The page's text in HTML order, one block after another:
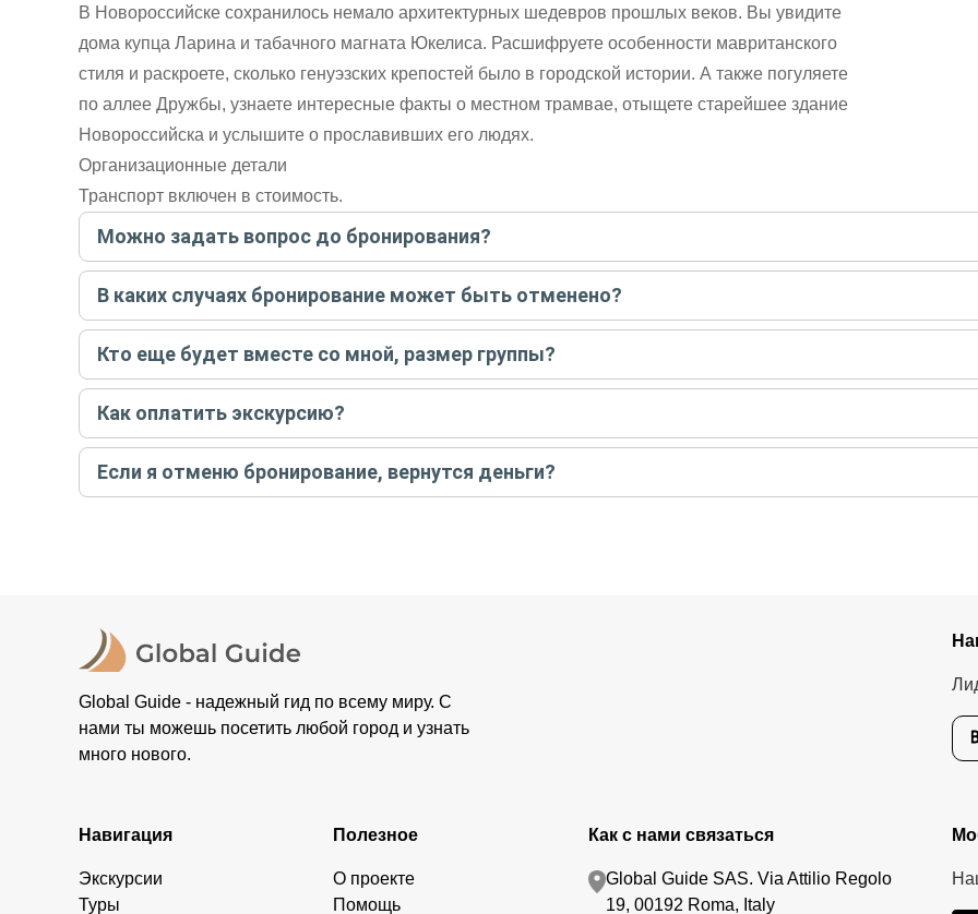
В Новороссийске сохранилось немало архитектурных шедевров прошлых веков. Вы увидите
дома купца Ларина и табачного магната Юкелиса. Расшифруете особенности мавританского
стиля и раскроете, сколько генуэзских крепостей было в городской истории. А также погуляете
по аллее Дружбы, узнаете интересные факты о местном трамвае, отыщете старейшее здание
Новороссийска и услышите о прославивших его людях.
Организационные детали
Транспорт включен в стоимость.
Можно задать вопрос до бронирования?
Достаточно перейти по ссылке «Задать вопрос» и написать гиду. Платить при этом не нужно. Сначала согласуйте с
бронируйте экскурсию.Задать вопрос.
В каких случаях бронирование может быть отменено?
Только в случае неблагоприятных погодных условий, например, если экскурсия на кораблике, а по прогнозу погоды
вас об отмене, а мы вернем предоплату на карту. Во всех остальных случаях экскурсия состоится.
Кто еще будет вместе со мной, размер группы?
Если экскурсия индивидуальная, гид проведет встречу только для вас и вашей компании. Если групповая — на
условий конкретной экскурсии.
Как оплатить экскурсию?
Создайте заказ на удобную дату и время, и внесите предоплату как можно скорее, чтобы другие путешественники не
контакты организатора и точное место встречи. Оставшуюся стоимость оплатите организатору напрямую. В редких
Если я отменю бронирование, вернутся деньги?
Global Guide - надежный гид по всему миру. С
нами ты можешь посетить любой город и узнать
много нового.
Навигация
Экскурсии
Туры
Полезное
О проекте
Помощь
Как с нами связаться
Global Guide SAS. Via Attilio Regolo
19, 00192 Roma, Italy